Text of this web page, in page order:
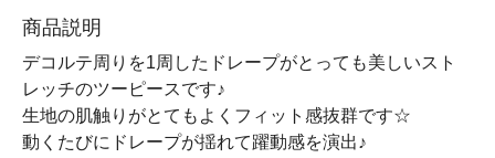
商品説明
デコルテ周りを1周したドレープがとっても美しいスト
レッチのツーピースです♪
生地の肌触りがとてもよくフィット感抜群です☆
動くたびにドレープが揺れて躍動感を演出♪